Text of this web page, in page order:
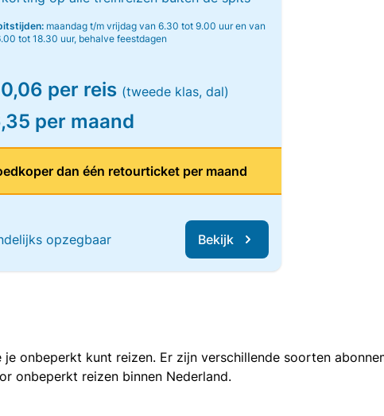
maandag t/m vrijdag van 6.30 tot 9.00 uur en van
tot 18.30 uur, behalve feestdagen
per reis (tweede klas, dal)
per maand
dan één retourticket per maand
opzegbaar Bekijk
onbeperkt kunt reizen. Er zijn verschillende soorten
onbeperkt reizen binnen Nederland.